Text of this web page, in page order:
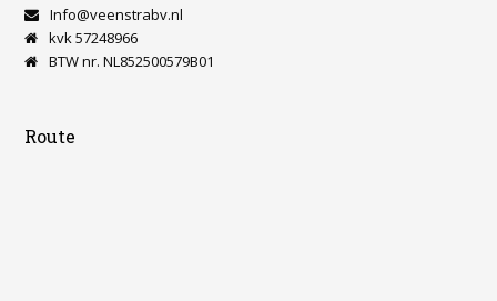
Info@veenstrabv.nl
kvk 57248966
BTW nr. NL852500579B01
Route